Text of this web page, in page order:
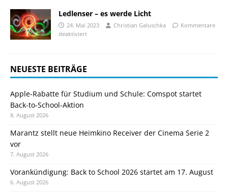
Ledlenser – es werde Licht
24. Mai 2023 Christian Galuschka
Kommentare
deaktiviert
NEUESTE BEITRÄGE
Apple-Rabatte für Studium und Schule: Comspot startet
Back-to-School-Aktion
8. August 2026
Marantz stellt neue Heimkino Receiver der Cinema Serie 2
vor
7. August 2026
Vorankündigung: Back to School 2026 startet am 17. August
6. August 2026